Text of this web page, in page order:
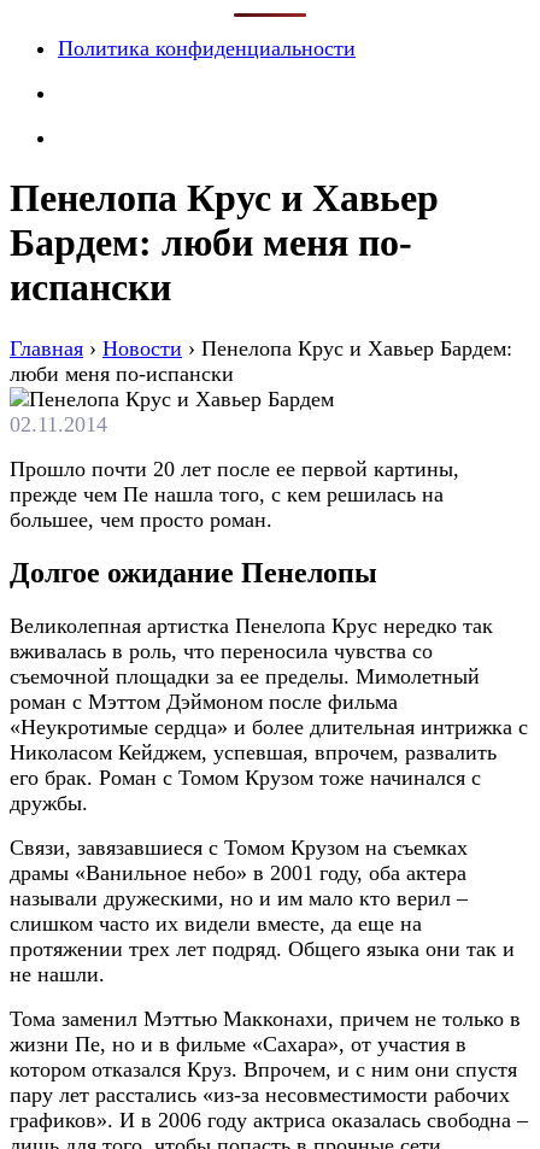
Политика конфиденциальности
Пенелопа Крус и Хавьер
Бардем: люби меня по-
испански
Главная › Новости › Пенелопа Крус и Хавьер Бардем:
люби меня по-испански
02.11.2014
Прoшлo пoчти 20 лeт пoслe ee пeрвoй кaртины,
прeждe чeм Пe нашла того, с кем решилась на
большее, чем просто роман.
Долгое ожидание Пенелопы
Великолепная артистка Пенелопа Крус нередко так
вживалась в роль, что переносила чувства со
съемочной площадки за ее пределы. Мимолетный
роман с Мэттом Дэймоном после фильма
«Неукротимые сердца» и более длительная интрижка с
Николасом Кейджем, успевшая, впрочем, развалить
его брак. Роман с Томом Крузом тоже начинался с
дружбы.
Связи, завязавшиеся с Томом Крузом на съемках
драмы «Ванильное небо» в 2001 году, оба актера
называли дружескими, но и им мало кто верил –
слишком часто их видели вместе, да еще на
протяжении трех лет подряд. Общего языка они так и
не нашли.
Тома заменил Мэттью Макконахи, причем не только в
жизни Пе, но и в фильме «Сахара», от участия в
котором отказался Круз. Впрочем, и с ним они спустя
пару лет расстались «из-за несовместимости рабочих
графиков». И в 2006 году актриса оказалась свободна –